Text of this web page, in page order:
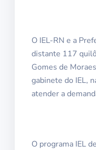
O IEL-RN e a
distante 117
Gomes de
gabinete do IEL,
atender a
O programa IEL